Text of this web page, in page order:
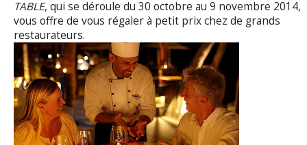
TABLE, qui se déroule du 30 octobre au 9 novembre 2014,
vous offre de vous régaler à petit prix chez de grands
restaurateurs.